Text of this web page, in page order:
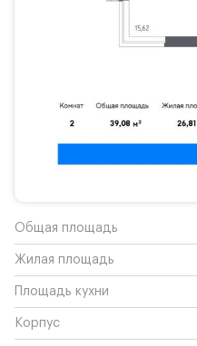
Общая площадь
Жилая площадь
Площадь кухни
Корпус